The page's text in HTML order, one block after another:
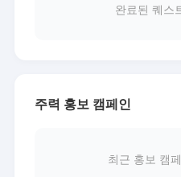
완료된 퀘스
주력 홍보 캠페인
최근 홍보 캠